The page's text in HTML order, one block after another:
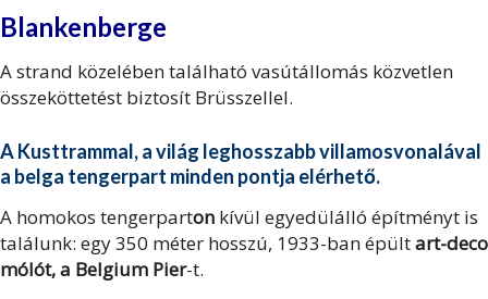
Blankenberge
A strand közelében található vasútállomás közvetlen
összeköttetést biztosít Brüsszellel.
A Kusttrammal, a világ leghosszabb villamosvonalával
a belga tengerpart minden pontja elérhető.
A homokos tengerparton kívül egyedülálló építményt is
találunk: egy 350 méter hosszú, 1933-ban épültart-deco
mólót, a Belgium Pier-t.